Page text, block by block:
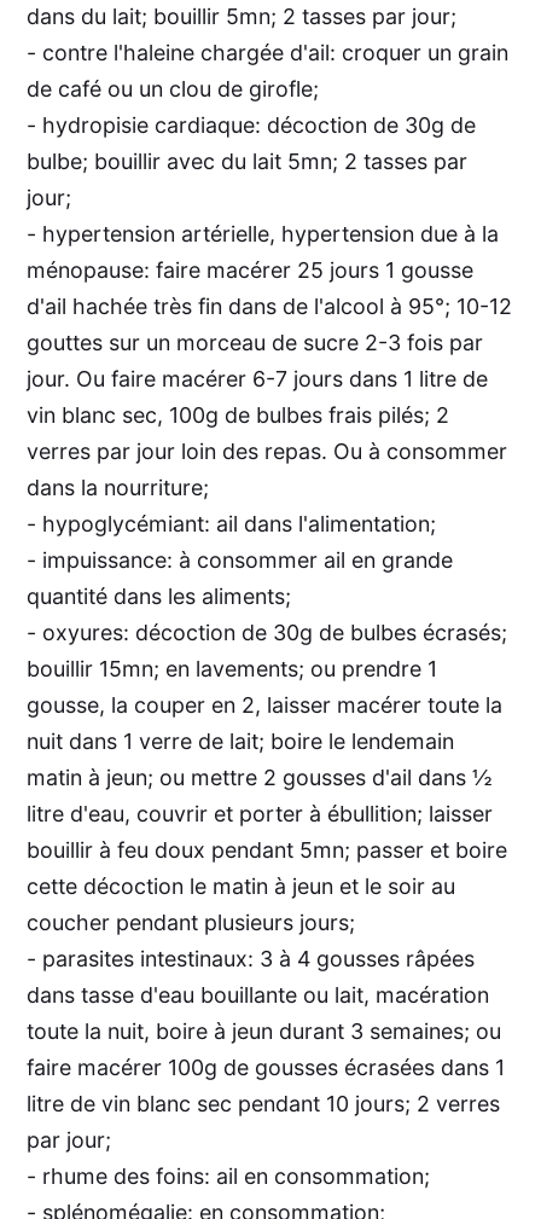
dans du lait; bouillir 5mn; 2 tasses par jour;
- contre l'haleine chargée d'ail: croquer un grain
de café ou un clou de girofle;
- hydropisie cardiaque: décoction de 30g de
bulbe; bouillir avec du lait 5mn; 2 tasses par
jour;
- hypertension artérielle, hypertension due à la
ménopause: faire macérer 25 jours 1 gousse
d'ail hachée très fin dans de l'alcool à 95°; 10-12
gouttes sur un morceau de sucre 2-3 fois par
jour. Ou faire macérer 6-7 jours dans 1 litre de
vin blanc sec, 100g de bulbes frais pilés; 2
verres par jour loin des repas. Ou à consommer
dans la nourriture;
- hypoglycémiant: ail dans l'alimentation;
- impuissance: à consommer ail en grande
quantité dans les aliments;
- oxyures: décoction de 30g de bulbes écrasés;
bouillir 15mn; en lavements; ou prendre 1
gousse, la couper en 2, laisser macérer toute la
nuit dans 1 verre de lait; boire le lendemain
matin à jeun; ou mettre 2 gousses d'ail dans ½
litre d'eau, couvrir et porter à ébullition; laisser
bouillir à feu doux pendant 5mn; passer et boire
cette décoction le matin à jeun et le soir au
coucher pendant plusieurs jours;
- parasites intestinaux: 3 à 4 gousses râpées
dans tasse d'eau bouillante ou lait, macération
toute la nuit, boire à jeun durant 3 semaines; ou
faire macérer 100g de gousses écrasées dans 1
litre de vin blanc sec pendant 10 jours; 2 verres
par jour;
- rhume des foins: ail en consommation;
- splénomégalie: en consommation;